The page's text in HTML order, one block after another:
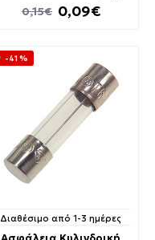
0,09€
0,15€
-41 %
Διαθέσιμο από 1-3 ημέρες